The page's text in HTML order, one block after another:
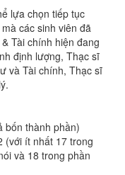
lựa chọn tiếp tục
các sinh viên đã
Tài chính hiện đang
định lượng, Thạc sĩ
và Tài chính, Thạc sĩ
bốn thành phần)
(với ít nhất 17 trong
và 18 trong phần